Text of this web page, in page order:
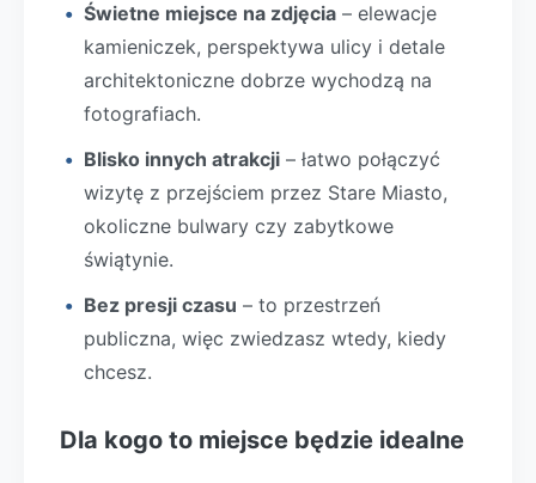
Świetne miejsce na zdjęcia – elewacje
kamieniczek, perspektywa ulicy i detale
architektoniczne dobrze wychodzą na
fotografiach.
Blisko innych atrakcji – łatwo połączyć
wizytę z przejściem przez Stare Miasto,
okoliczne bulwary czy zabytkowe
świątynie.
Bez presji czasu – to przestrzeń
publiczna, więc zwiedzasz wtedy, kiedy
chcesz.
Dla kogo to miejsce będzie idealne